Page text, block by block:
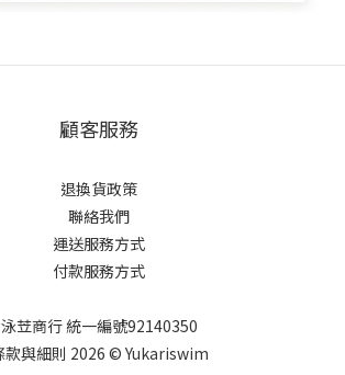
顧客服務
退換貨政策
聯絡我們
運送服務方式
付款服務方式
泳苙商行 統一編號92140350
款與細則 2026 © Yukariswim